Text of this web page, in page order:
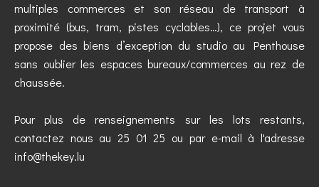
multiples commerces et son réseau de transport à
proximité (bus, tram, pistes cyclables…), ce projet vous
propose des biens d’exception du studio au Penthouse
sans oublier les espaces bureaux/commerces au rez de
chaussée.
Pour plus de renseignements sur les lots restants,
contactez nous au 25 01 25 ou par e-mail à l'adresse
info@thekey.lu